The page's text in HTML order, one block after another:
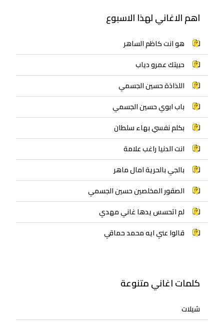
اهم الاغاني لهذا الاسبوع
هو انت كاظم الساهر
حبيتك عمرو دياب
اللذاذة حسين الجسمي
باب ابوي حسين الجسمي
بكلم نفسي بهاء سلطان
انت الدنيا راغب علامة
بالجي بالحرية امال ماهر
الصقور المخلصين حسين الجسمي
لم اتحسس يدها غاني مهدي
قالوا عني ايه محمد حماقي
كلمات اغاني متنوعة
شيلات